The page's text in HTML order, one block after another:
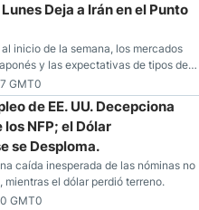
Deja a Irán en el Punto
inicio de la semana, los mercados
y las expectativas de tipos de
GMT0
de EE. UU. Decepciona
NFP; el Dólar
se Desploma.
caída inesperada de las nóminas no
el dólar perdió terreno.
GMT0